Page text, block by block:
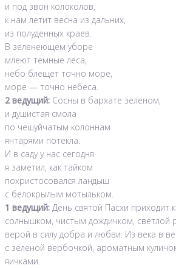
и под звон колоколов,
к нам летит весна из дальних,
из полуденных краев.
В зеленеющем уборе
млеют темные леса,
небо блещет точно море,
море — точно небеса.
2 ведущий: Сосны в бархате зеленом,
и душистая смола
по чешуйчатым колоннам
янтарями потекла.
И в саду у нас сегодня
я заметил, как тайком
похристосовался ландыш
с белокрылым мотыльком.
1 ведущий: День святой Пасхи приходит
солнышком, чистым дождичком, светлой
верой в силу добра и любви. Из века в
с зеленой вербочкой, ароматным
яичками.